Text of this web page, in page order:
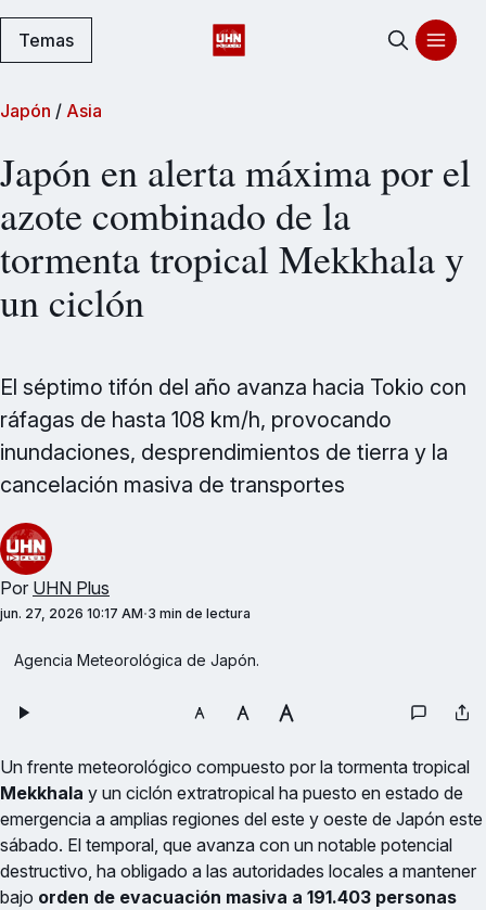
Temas
Japón / Asia
Japón en alerta máxima por el
azote combinado de la
tormenta tropical Mekkhala y
un ciclón
El séptimo tifón del año avanza hacia Tokio con
ráfagas de hasta 108 km/h, provocando
inundaciones, desprendimientos de tierra y la
cancelación masiva de transportes
Por UHN Plus
jun. 27, 2026 10:17 AM 3 min de lectura
Agencia Meteorológica de Japón.
Un frente meteorológico compuesto por la tormenta tropical
Mekkhala y un ciclón extratropical ha puesto en estado de
emergencia a amplias regiones del este y oeste de Japón este
sábado. El temporal, que avanza con un notable potencial
destructivo, ha obligado a las autoridades locales a mantener
bajo orden de evacuación masiva a 191.403 personas